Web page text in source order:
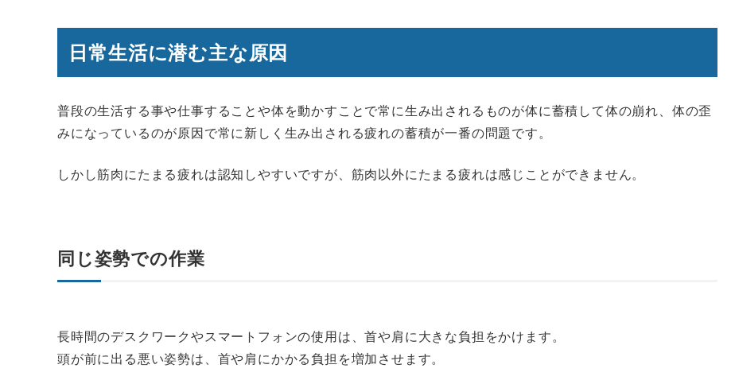
日常生活に潜む主な原因
普段の生活する事や仕事することや体を動かすことで常に生み出されるものが体に蓄積して体の崩れ、体の歪
みになっているのが原因で常に新しく生み出される疲れの蓄積が一番の問題です。
しかし筋肉にたまる疲れは認知しやすいですが、筋肉以外にたまる疲れは感じことができません。
同じ姿勢での作業
長時間のデスクワークやスマートフォンの使用は、首や肩に大きな負担をかけます。
頭が前に出る悪い姿勢は、首や肩にかかる負担を増加させます。